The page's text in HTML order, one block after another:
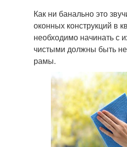
Как ни банально это
оконных конструкций в
необходимо начинать с
чистыми должны быть не
рамы.